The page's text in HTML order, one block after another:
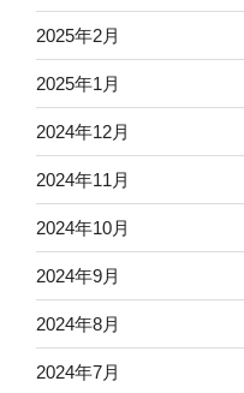
2025年2月
2025年1月
2024年12月
2024年11月
2024年10月
2024年9月
2024年8月
2024年7月